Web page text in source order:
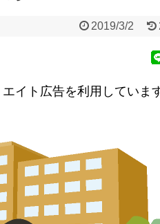
2019/3/2
イト広告を利用しています